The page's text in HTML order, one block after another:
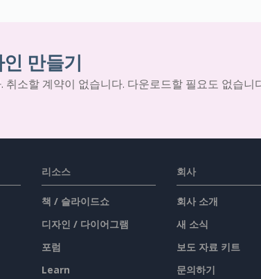
만들기
취소할 계약이 없습니다. 다운로드할 필요도 없습니
리소스
책 / 슬라이드쇼
디자인 / 다이어그램
포럼
Learn
회사
회사 소개
새 소식
보도 자료 키트
문의하기